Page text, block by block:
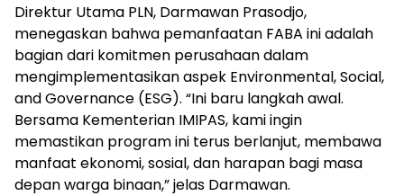
Direktur Utama PLN, Darmawan Prasodjo,
menegaskan bahwa pemanfaatan FABA ini adalah
bagian dari komitmen perusahaan dalam
mengimplementasikan aspek Environmental, Social,
and Governance (ESG). “Ini baru langkah awal.
Bersama Kementerian IMIPAS, kami ingin
memastikan program ini terus berlanjut, membawa
manfaat ekonomi, sosial, dan harapan bagi masa
depan warga binaan,” jelas Darmawan.